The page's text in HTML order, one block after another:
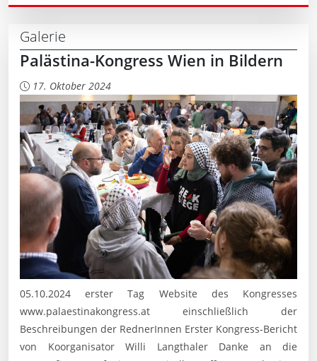
Galerie
Palästina-Kongress Wien in Bildern
17. Oktober 2024
05.10.2024 erster Tag Website des Kongresses
www.palaestinakongress.at einschließlich der
Beschreibungen der RednerInnen Erster Kongress-Bericht
von Koorganisator Willi Langthaler Danke an die